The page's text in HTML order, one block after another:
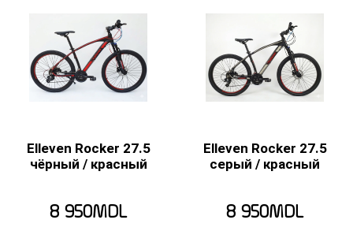
Elleven Rocker 27.5
чёрный / красный
8 950MDL
Elleven Rocker 27.5
серый / красный
8 950MDL